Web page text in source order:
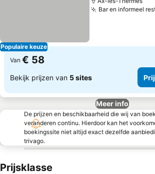
Populaire keuze
Bar en informeel
Van € 58
Bekijk prijzen van 5 sites
Meer info
De prijzen en beschikbaarheid die wij van
veranderen continu. Hierdoor kan het
boekingssite niet altijd exact dezelfde
trivago.
Prijsklasse